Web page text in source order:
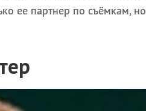
ее партнер по съёмкам,